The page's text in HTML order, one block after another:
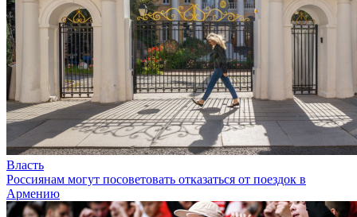
Власть
Россиянам могут посоветовать отказаться от поездок в
Армению